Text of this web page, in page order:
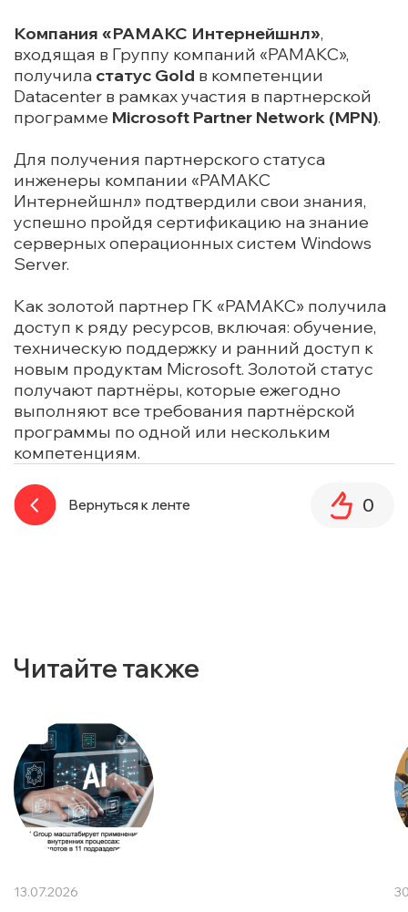
Компания «РАМАКС Интернейшнл»,
входящая в Группу компаний «РАМАКС»,
получила статус Gold в компетенции
Datacenter в рамках участия в партнерской
программе Microsoft Partner Network (MPN).
Для получения партнерского статуса
инженеры компании «РАМАКС
Интернейшнл» подтвердили свои знания,
успешно пройдя сертификацию на знание
серверных операционных систем Windows
Server.
Как золотой партнер ГК «РАМАКС» получила
доступ к ряду ресурсов, включая: обучение,
техническую поддержку и ранний доступ к
новым продуктам Microsoft. Золотой статус
получают партнёры, которые ежегодно
выполняют все требования партнёрской
программы по одной или нескольким
компетенциям.
Вернуться к ленте 0
Читайте также
13.07.2026